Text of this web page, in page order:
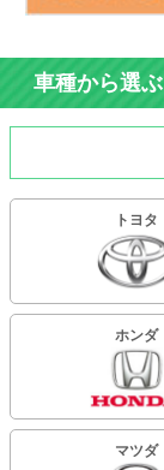
車種から選ぶ
トヨタ
ホンダ
マツダ